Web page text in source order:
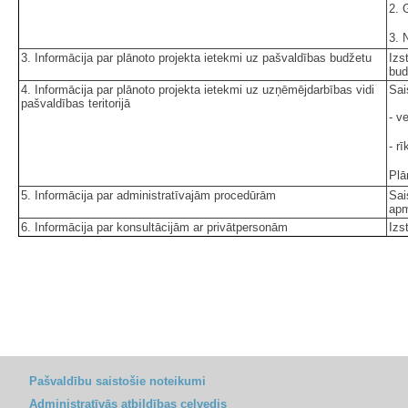
2.
3.
3. Informācija par plānoto projekta ietekmi uz pašvaldības budžetu
4. Informācija par plānoto projekta ietekmi uz uzņēmējdarbības vidi
pašvaldības teritorijā
-
-
5. Informācija par administratīvajām procedūrām
6. Informācija par konsultācijām ar privātpersonām
Pašvaldību saistošie noteikumi
Administratīvās atbildības ceļvedis